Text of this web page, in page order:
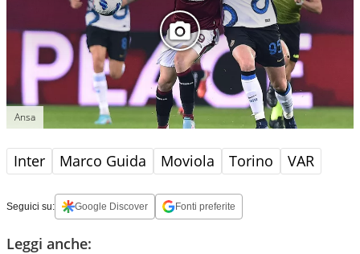
Ansa
Inter Marco Guida Moviola Torino VAR
Seguici su: Google Discover Fonti preferite
Leggi anche: